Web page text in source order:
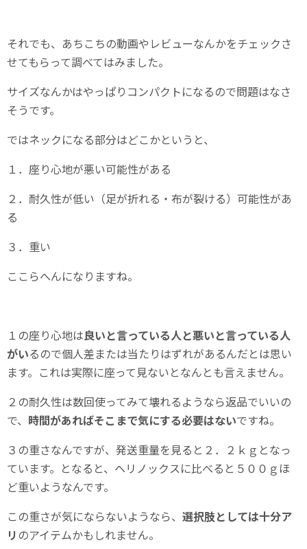
それでも、あちこちの動画やレビューなんかをチェックさ
せてもらって調べてはみました。
サイズなんかはやっぱりコンパクトになるので問題はなさ
そうです。
ではネックになる部分はどこかというと、
１．座り心地が悪い可能性がある
２．耐久性が低い（足が折れる・布が裂ける）可能性があ
る
３．重い
ここらへんになりますね。
１の座り心地は良いと言っている人と悪いと言っている人
がいるので個人差または当たりはずれがあるんだとは思い
ます。これは実際に座って見ないとなんとも言えません。
２の耐久性は数回使ってみて壊れるようなら返品でいいの
で、 時間があればそこまで気にする必要はないですね。
３の重さなんですが、発送重量を見ると２．２ｋｇとなっ
ています。となると、ヘリノックスに比べると５００ｇほ
ど重いようなんです。
この重さが気にならないようなら、 選択肢としては十分ア
リ のアイテムかもしれません。